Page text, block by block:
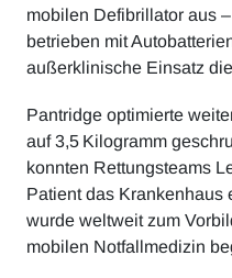
mobilen Defibrillator aus
betrieben mit
außerklinische Einsatz
Pantridge optimierte
auf 3,5 Kilogramm
konnten Rettungsteams
Patient das Krankenhaus
wurde weltweit zum
mobilen Notfallmedizin